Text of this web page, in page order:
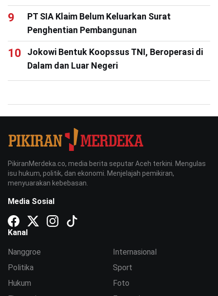
PT SIA Klaim Belum Keluarkan Surat
Penghentian Pembangunan
Jokowi Bentuk Koopssus TNI, Beroperasi di
Dalam dan Luar Negeri
PikiranMerdeka.co, media berita seputar Aceh terkini. Mengulas
isu hukum, politik, dan ekonomi. Menjelajah pemikiran,
menyuarakan kebebasan.
Media Sosial
Kanal
Nanggroe
Politika
Hukum
Internasional
Sport
Foto